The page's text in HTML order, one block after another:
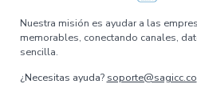
Nuestra misión es ayudar a las
memorables, conectando canales,
sencilla.
¿Necesitas ayuda? soporte@sagicc.co